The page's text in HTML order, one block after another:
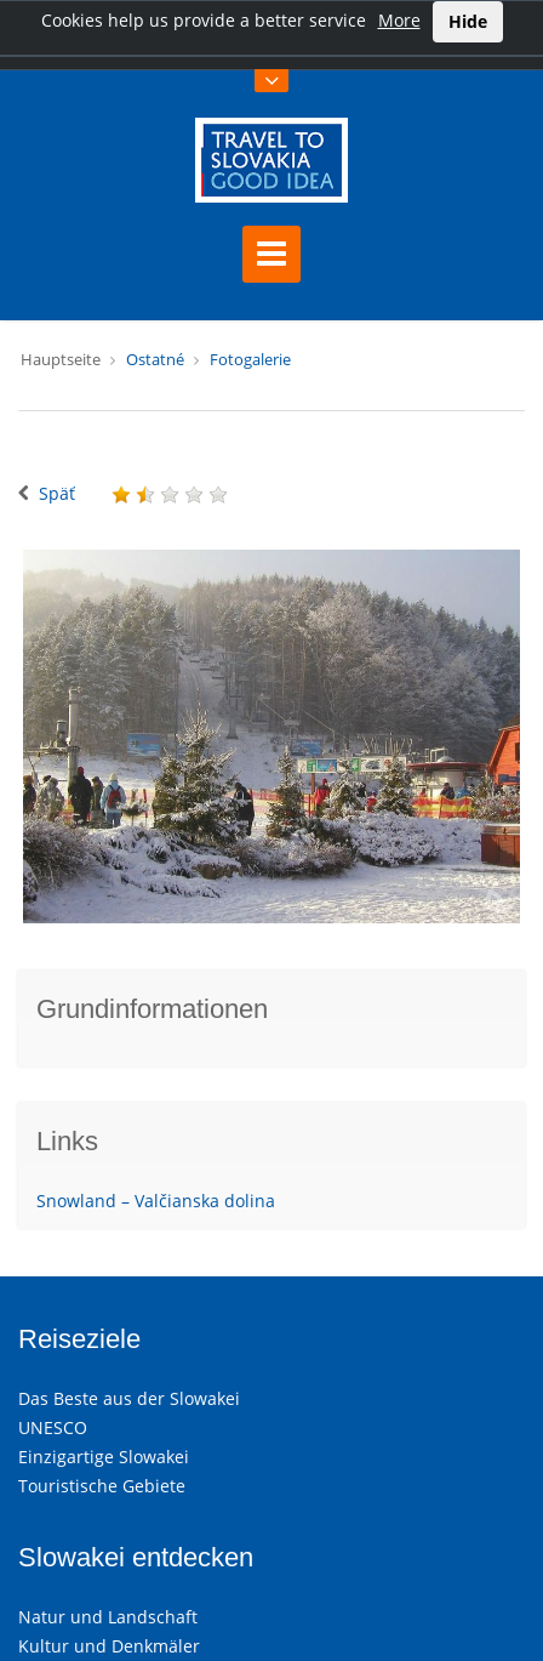
Cookies help us provide a better service More Hide
Hauptseite Ostatné Fotogalerie
Späť
Grundinformationen
Links
Snowland – Valčianska dolina
Reiseziele
Das Beste aus der Slowakei
UNESCO
Einzigartige Slowakei
Touristische Gebiete
Slowakei entdecken
Natur und Landschaft
Kultur und Denkmäler